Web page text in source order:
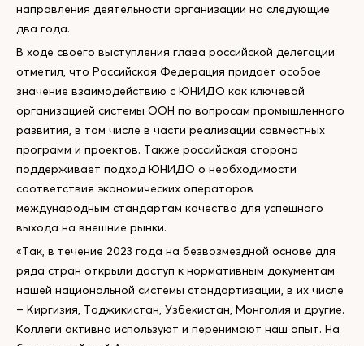
направления деятельности организации на следующие
два года.
В ходе своего выступления глава российской делегации
отметил, что Российская Федерация придает особое
значение взаимодействию с ЮНИДО как ключевой
организацией системы ООН по вопросам промышленного
развития, в том числе в части реализации совместных
программ и проектов. Также российская сторона
поддерживает подход ЮНИДО о необходимости
соответствия экономических операторов
международным стандартам качества для успешного
выхода на внешние рынки.
«Так, в течение 2023 года на безвозмездной основе для
ряда стран открыли доступ к нормативным документам
нашей национальной системы стандартизации, в их числе
– Киргизия, Таджикистан, Узбекистан, Монголия и другие.
Коллеги активно используют и перенимают наш опыт. На